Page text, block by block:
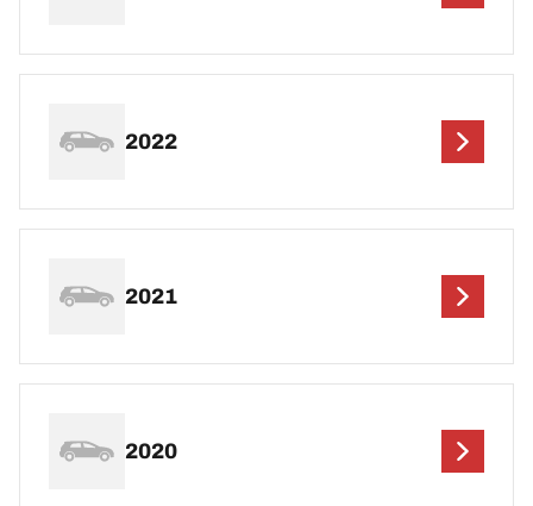
2022
2021
2020